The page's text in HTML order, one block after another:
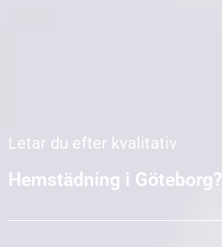
Letar du efter kvalitativ
Hemstädning i Göteborg?